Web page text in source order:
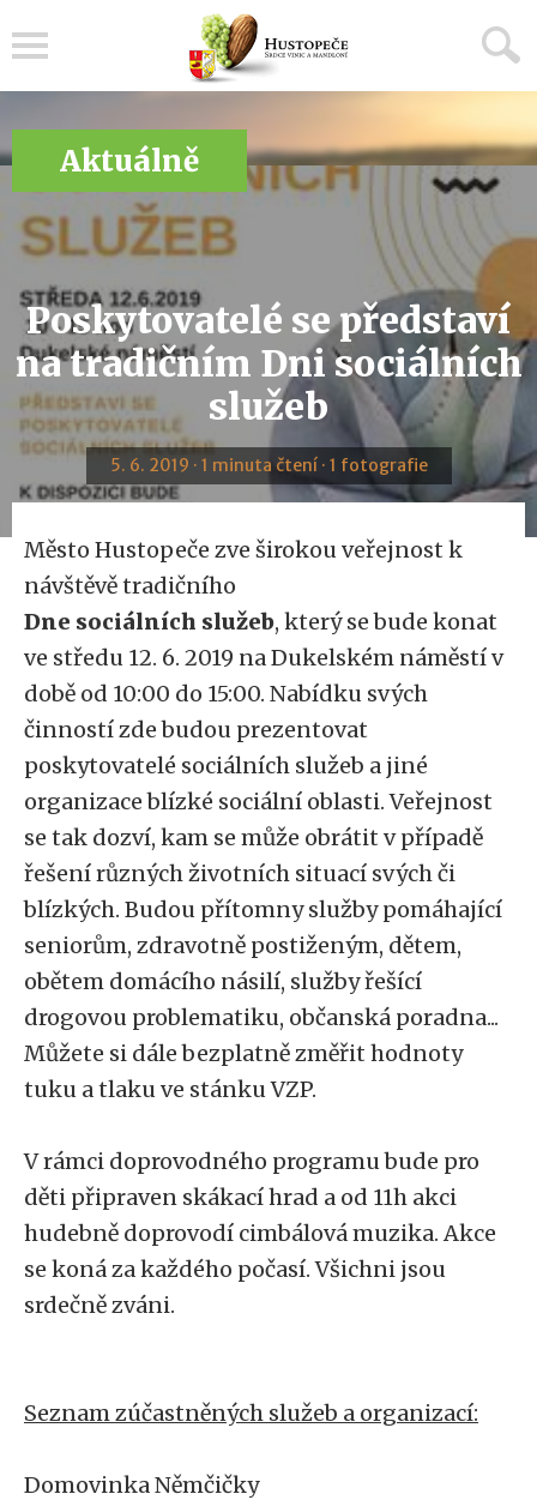
Aktuálně
Poskytovatelé se představí
na tradičním Dni sociálních
služeb
5. 6. 2019 · 1 minuta čtení · 1 fotografie
Město Hustopeče zve širokou veřejnost k
návštěvě tradičního
Dne sociálních služeb, který se bude konat
ve středu 12. 6. 2019 na Dukelském náměstí v
době od 10:00 do 15:00. Nabídku svých
činností zde budou prezentovat
poskytovatelé sociálních služeb a jiné
organizace blízké sociální oblasti. Veřejnost
se tak dozví, kam se může obrátit v případě
řešení různých životních situací svých či
blízkých. Budou přítomny služby pomáhající
seniorům, zdravotně postiženým, dětem,
obětem domácího násilí, služby řešící
drogovou problematiku, občanská poradna...
Můžete si dále bezplatně změřit hodnoty
tuku a tlaku ve stánku VZP.
V rámci doprovodného programu bude pro
děti připraven skákací hrad a od 11h akci
hudebně doprovodí cimbálová muzika. Akce
se koná za každého počasí. Všichni jsou
srdečně zváni.
Seznam zúčastněných služeb a organizací:
Domovinka Němčičky